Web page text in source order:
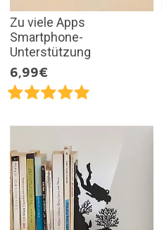
Zu viele Apps
Smartphone-
Unterstützung
6,99€